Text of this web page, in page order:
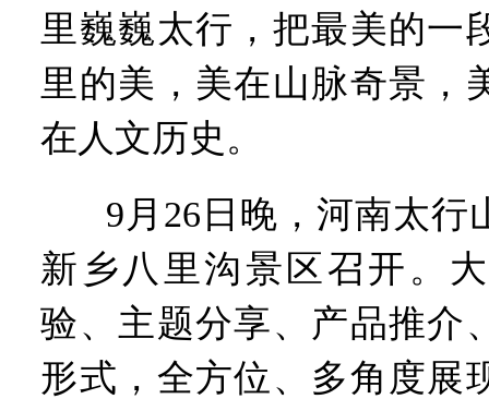
“七一勋章”获得者丨“炼油
“建设社会主义现代化强国
豫篮联赛结束第十七轮争夺
算力，正在重新“耕种”中原
里巍巍太行，把最美的一
里的美，美在山脉奇景，
在人文历史。
9月26日晚，河南太行
新乡八里沟景区召开。
验、主题分享、产品推介
形式，全方位、多角度展